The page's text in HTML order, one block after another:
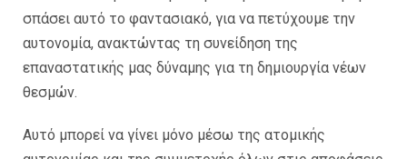
σπάσει αυτό το φαντασιακό, για να πετύχουμε την
αυτονομία, ανακτώντας τη συνείδηση της
επαναστατικής μας δύναμης για τη δημιουργία νέων
θεσμών.
Αυτό μπορεί να γίνει μόνο μέσω της ατομικής